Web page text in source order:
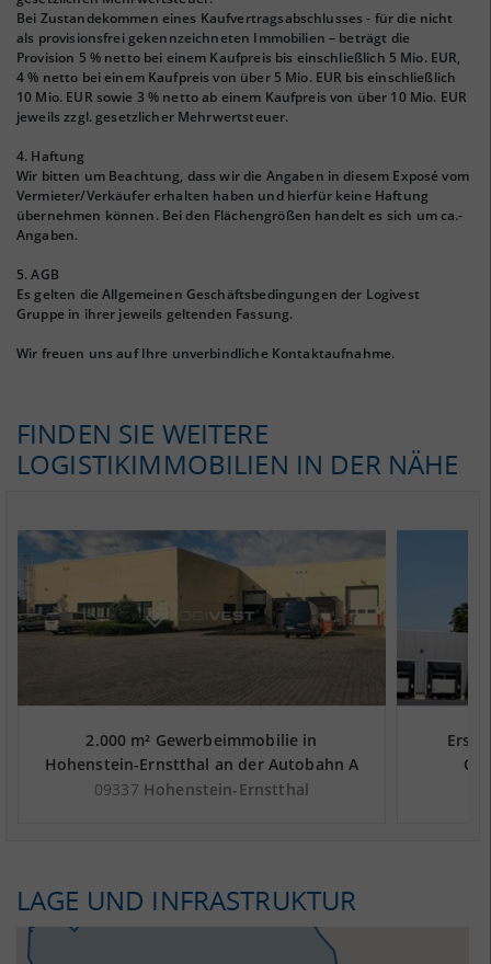
Bei Zustandekommen eines Kaufvertragsabschlusses - für die nicht
als provisionsfrei gekennzeichneten Immobilien – beträgt die
Provision 5 % netto bei einem Kaufpreis bis einschließlich 5 Mio. EUR,
4 % netto bei einem Kaufpreis von über 5 Mio. EUR bis einschließlich
10 Mio. EUR sowie 3 % netto ab einem Kaufpreis von über 10 Mio. EUR
jeweils zzgl. gesetzlicher Mehrwertsteuer.
4. Haftung
Wir bitten um Beachtung, dass wir die Angaben in diesem Exposé vom
Vermieter/Verkäufer erhalten haben und hierfür keine Haftung
übernehmen können. Bei den Flächengrößen handelt es sich um ca.-
Angaben.
5. AGB
Es gelten die Allgemeinen Geschäftsbedingungen der Logivest
Gruppe in ihrer jeweils geltenden Fassung.
Wir freuen uns auf Ihre unverbindliche Kontaktaufnahme.
FINDEN SIE WEITERE
LOGISTIKIMMOBILIEN IN DER NÄHE
2.000 m² Gewerbeimmobilie in
Hohenstein-Ernstthal an der Autobahn A
4 - Landkreis Zwickau
09337 Hohenstein-Ernstthal
LAGE UND INFRASTRUKTUR